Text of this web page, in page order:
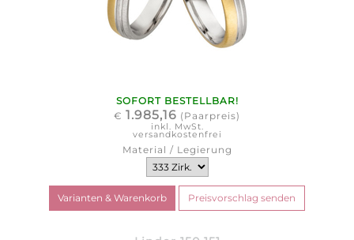
SOFORT BESTELLBAR!
€ 1.985,16 (Paarpreis)
inkl. MwSt.
versandkostenfrei
Material / Legierung